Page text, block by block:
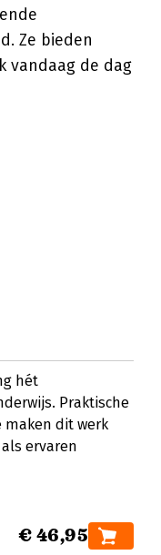
Ze bieden
vandaag de dag
hét
Praktische
maken dit werk
ervaren
€ 46,95